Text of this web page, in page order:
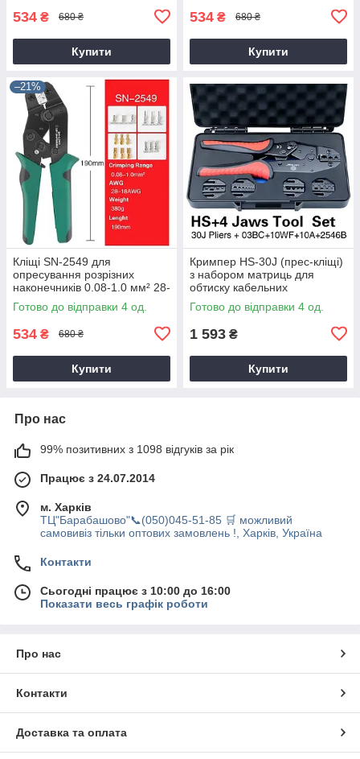
534 ₴ 680 ₴
Купити
534 ₴ 680 ₴
Купити
–21%
Кліщі SN-2549 для
опресування розрізних
наконечників 0.08-1.0 мм² 28-
18AWG
Готово до відправки 4 од.
534 ₴ 680 ₴
Купити
Кримпер HS-30J (прес-кліщі)
з набором матриць для
обтиску кабельних
наконечників конекторів та
роз'ємів
Готово до відправки 4 од.
1 593 ₴
Купити
Про нас
99% позитивних з 1098 відгуків за рік
Працює з 24.07.2014
м. Харків
ТЦ"Барабашово"📞(050)045-51-85 🛒 можливий
самовивіз тільки оптових замовлень !, Харків, Україна
Контакти
Сьогодні працює з 10:00 до 16:00
Показати весь графік роботи
Про нас
Контакти
Доставка та оплата